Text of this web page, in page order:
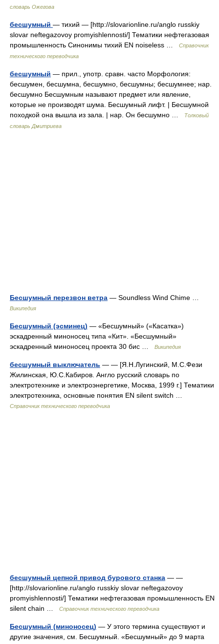
словарь Ожегова
бесшумный — тихий — [http://slovarionline.ru/anglo russkiy
slovar neftegazovoy promyishlennosti/] Тематики нефтегазовая
промышленность Синонимы тихий EN noiseless …
Справочник
технического переводчика
бесшумный — прил., употр. сравн. часто Морфология:
бесшумен, бесшумна, бесшумно, бесшумны; бесшумнее; нар.
бесшумно Бесшумным называют предмет или явление,
которые не производят шума. Бесшумный лифт. | Бесшумной
походкой она вышла из зала. | нар. Он бесшумно …
Толковый
словарь Дмитриева
Бесшумный перезвон ветра — Soundless Wind Chime …
Википедия
Бесшумный (эсминец) — «Бесшумный» («Касатка»)
эскадренный миноносец типа «Кит». «Бесшумный»
эскадренный миноносец проекта 30 бис …
Википедия
бесшумный выключатель — — [Я.Н.Лугинский, М.С.Фези
Жилинская, Ю.С.Кабиров. Англо русский словарь по
электротехнике и электроэнергетике, Москва, 1999 г.] Тематики
электротехника, основные понятия EN silent switch …
Справочник технического переводчика
бесшумный цепной привод бурового станка — —
[http://slovarionline.ru/anglo russkiy slovar neftegazovoy
promyishlennosti/] Тематики нефтегазовая промышленность EN
silent chain …
Справочник технического переводчика
Бесшумный (миноносец) — У этого термина существуют и
другие значения, см. Бесшумный. «Бесшумный» до 9 марта